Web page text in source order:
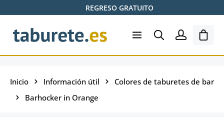
Saltar al contenido principalREGRESO GRATUITO
El
Inicio Información útil
Colores de taburetes de bar
Barhocker in Orange